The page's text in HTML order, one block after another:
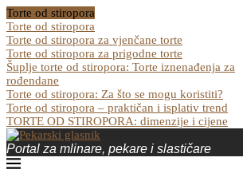
Torte od stiropora
Torte od stiropora
Torte od stiropora za vjenčane torte
Torte od stiropora za prigodne torte
Šuplje torte od stiropora: Torte iznenađenja za
rođendane
Torte od stiropora: Za što se mogu koristiti?
Torte od stiropora – praktičan i isplativ trend
TORTE OD STIROPORA: dimenzije i cijene
Portal za mlinare, pekare i slastičare